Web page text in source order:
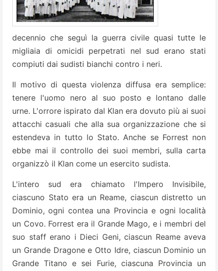
decennio che seguì la guerra civile quasi tutte le
migliaia di omicidi perpetrati nel sud erano stati
compiuti dai sudisti bianchi contro i neri.
Il motivo di questa violenza diffusa era semplice:
tenere l'uomo nero al suo posto e lontano dalle
urne. L'orrore ispirato dal Klan era dovuto più ai suoi
attacchi casuali che alla sua organizzazione che si
estendeva in tutto lo Stato. Anche se Forrest non
ebbe mai il controllo dei suoi membri, sulla carta
organizzò il Klan come un esercito sudista.
L'intero sud era chiamato l'Impero Invisibile,
ciascuno Stato era un Reame, ciascun distretto un
Dominio, ogni contea una Provincia e ogni località
un Covo. Forrest era il Grande Mago, e i membri del
suo staff erano i Dieci Geni, ciascun Reame aveva
un Grande Dragone e Otto Idre, ciascun Dominio un
Grande Titano e sei Furie, ciascuna Provincia un